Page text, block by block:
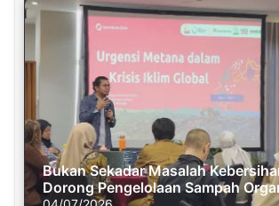
Bukan Sekadar Masalah
Dorong Pengelolaan Sampah